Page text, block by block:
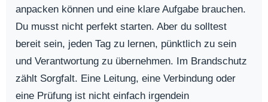
anpacken können und eine klare Aufgabe brauchen.
Du musst nicht perfekt starten. Aber du solltest
bereit sein, jeden Tag zu lernen, pünktlich zu sein
und Verantwortung zu übernehmen. Im Brandschutz
zählt Sorgfalt. Eine Leitung, eine Verbindung oder
eine Prüfung ist nicht einfach irgendein